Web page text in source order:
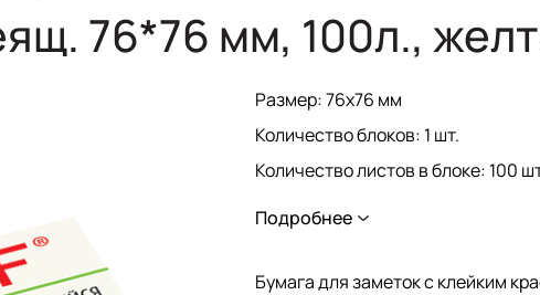
76*76 мм, 100л.,
Размер: 76x76 мм
Количество блоков: 1 шт.
Количество листов в блоке: 100
Количество цветов: 1
Серия: Manager
Подробнее
Бумага для заметок с клейким